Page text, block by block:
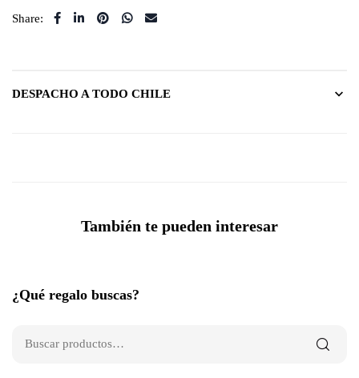
Share:
DESPACHO A TODO CHILE
También te pueden interesar
¿Qué regalo buscas?